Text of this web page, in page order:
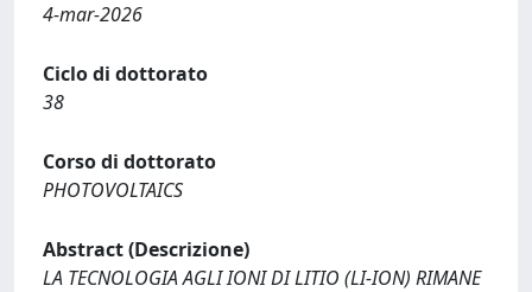
4-mar-2026
Ciclo di dottorato
38
Corso di dottorato
PHOTOVOLTAICS
Abstract (Descrizione)
LA TECNOLOGIA AGLI IONI DI LITIO (LI-ION) RIMANE